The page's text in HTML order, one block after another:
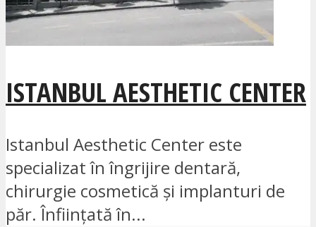
ISTANBUL AESTHETIC CENTER
Istanbul Aesthetic Center este
specializat în îngrijire dentară,
chirurgie cosmetică și implanturi de
păr. Înființată în...